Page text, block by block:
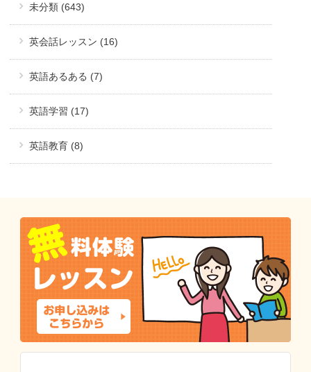
未分類 (643)
英会話レッスン (16)
英語あるある (7)
英語学習 (17)
英語教育 (8)